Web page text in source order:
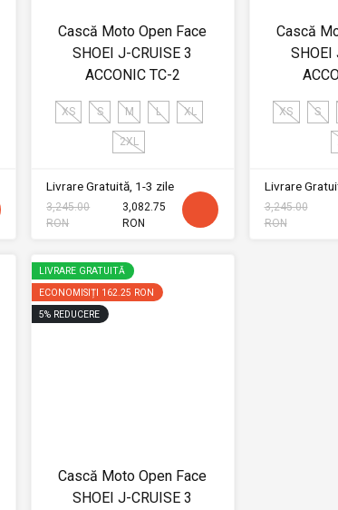
Cască Moto Open Face
SHOEI J-CRUISE 3
ACCONIC TC-2
XS S M L XL
2XL
Livrare Gratuită, 1-3 zile
3,245.00
RON
3,082.75
RON
Cască
SHOEI
XS S
Livrare
3,245.00
RON
LIVRARE GRATUITĂ
ECONOMISIȚI 162.25 RON
5% REDUCERE
Cască Moto Open Face
SHOEI J-CRUISE 3